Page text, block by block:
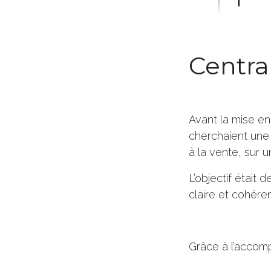
Avant la mise
cherchaient
à la vente, sur
L’objectif était
claire et
Grâce à